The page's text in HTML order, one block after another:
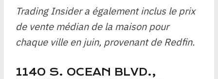
Trading Insider a également inclus le prix
de vente médian de la maison pour
chaque ville en juin, provenant de Redfin.
1140 S. OCEAN BLVD.,